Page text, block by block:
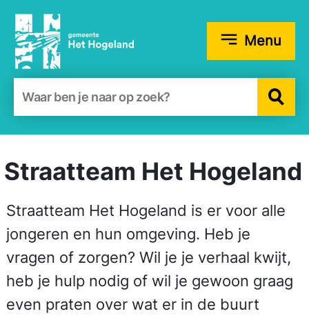
Zoekformulier
Menu
Straatteam Het Hogeland
Straatteam Het Hogeland is er voor alle
jongeren en hun omgeving. Heb je
vragen of zorgen? Wil je je verhaal kwijt,
heb je hulp nodig of wil je gewoon graag
even praten over wat er in de buurt